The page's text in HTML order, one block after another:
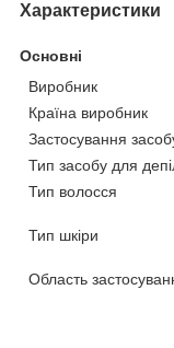
Характеристики
Основні
Виробник
Країна виробник
Застосування
Тип засобу для
Тип волосся
Тип шкіри
Область